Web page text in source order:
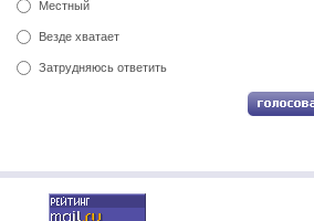
Местный
Везде хватает
Затрудняюсь ответить